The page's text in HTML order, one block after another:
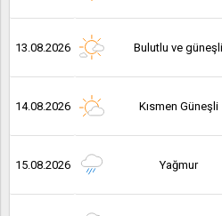
13.08.2026 Bulutlu ve güneşli
14.08.2026 Kısmen Güneşli
15.08.2026 Yağmur